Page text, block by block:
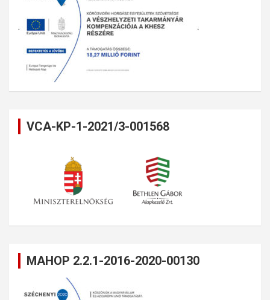
VCA-KP-1-2021/3-001568
MAHOP 2.2.1-2016-2020-00130